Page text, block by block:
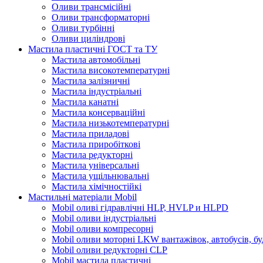
Оливи трансмісійні
Оливи трансформаторні
Оливи турбінні
Оливи циліндрові
Мастила пластичні ГОСТ та ТУ
Мастила автомобільні
Мастила високотемпературні
Мастила залізничні
Мастила індустріальні
Мастила канатні
Мастила консерваційні
Мастила низькотемпературні
Мастила приладові
Мастила приробіткові
Мастила редукторні
Мастила універсальні
Мастила ущільнювальні
Мастила хімічностійкі
Мастильні матеріали Mobil
Mobil оливі гідравлічні HLP, HVLP и HLPD
Mobil оливи індустріальні
Mobil оливи компресорні
Mobil оливи моторні LKW вантажівок, автобусів,
Mobil оливи редукторні CLP
Mobil мастила пластичні